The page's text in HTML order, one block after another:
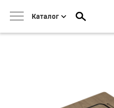
Каталог